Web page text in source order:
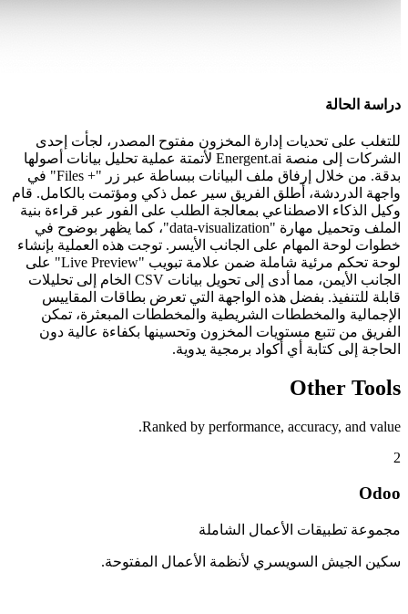
دراسة الحالة
للتغلب على تحديات إدارة المخزون مفتوح المصدر، لجأت إحدى
الشركات إلى منصة Energent.ai لأتمتة عملية تحليل بيانات أصولها
بدقة. من خلال إرفاق ملف البيانات ببساطة عبر زر "+ Files" في
واجهة الدردشة، أطلق الفريق سير عمل ذكي ومؤتمت بالكامل. قام
وكيل الذكاء الاصطناعي بمعالجة الطلب على الفور عبر قراءة بنية
الملف وتحميل مهارة "data-visualization"، كما يظهر بوضوح في
خطوات لوحة المهام على الجانب الأيسر. توجت هذه العملية بإنشاء
لوحة تحكم مرئية شاملة ضمن علامة تبويب "Live Preview" على
الجانب الأيمن، مما أدى إلى تحويل بيانات CSV الخام إلى تحليلات
قابلة للتنفيذ. بفضل هذه الواجهة التي تعرض بطاقات المقاييس
الإجمالية والمخططات الشريطية والمخططات المبعثرة، تمكن
الفريق من تتبع مستويات المخزون وتحسينها بكفاءة عالية دون
الحاجة إلى كتابة أي أكواد برمجية يدوية.
Other Tools
Ranked by performance, accuracy, and value.
2
Odoo
مجموعة تطبيقات الأعمال الشاملة
سكين الجيش السويسري لأنظمة الأعمال المفتوحة.